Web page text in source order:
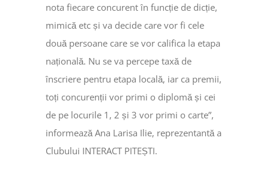
nota fiecare concurent în funcție de dicție,
mimică etc și va decide care vor fi cele
două persoane care se vor califica la etapa
națională. Nu se va percepe taxă de
înscriere pentru etapa locală, iar ca premii,
toți concurenții vor primi o diplomă și cei
de pe locurile 1, 2 și 3 vor primi o carte”,
informează Ana Larisa Ilie, reprezentantă a
Clubului INTERACT PITEȘTI.